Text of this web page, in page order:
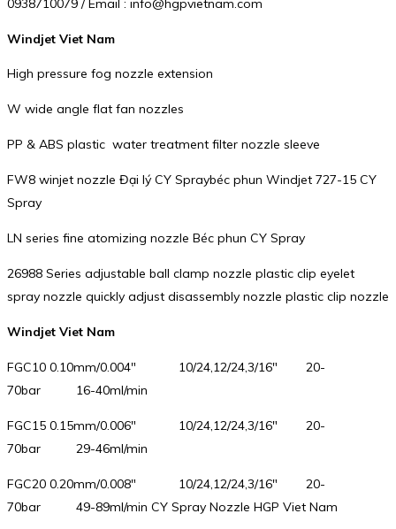
0938710079 / Email : info@hgpvietnam.com
Windjet Viet Nam
High pressure fog nozzle extension
W wide angle flat fan nozzles
PP & ABS plastic water treatment filter nozzle sleeve
FW8 winjet nozzle Đại lý CY Spraybéc phun Windjet 727-15 CY
Spray
LN series fine atomizing nozzle Béc phun CY Spray
26988 Series adjustable ball clamp nozzle plastic clip eyelet
spray nozzle quickly adjust disassembly nozzle plastic clip nozzle
Windjet Viet Nam
FGC10 0.10mm/0.004″ 10/24,12/24,3/16″ 20-
70bar 16-40ml/min
FGC15 0.15mm/0.006″ 10/24,12/24,3/16″ 20-
70bar 29-46ml/min
FGC20 0.20mm/0.008″ 10/24,12/24,3/16″ 20-
70bar 49-89ml/min CY Spray Nozzle HGP Viet Nam